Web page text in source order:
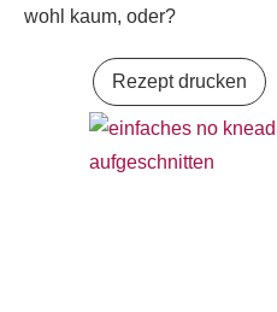
wohl kaum, oder?
Rezept drucken